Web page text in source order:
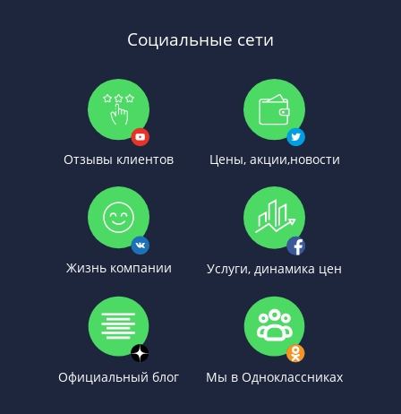
Социальные сети
Отзывы клиентов Цены, акции,новости
Жизнь компании Услуги, динамика цен
Официальный блог Мы в Одноклассниках